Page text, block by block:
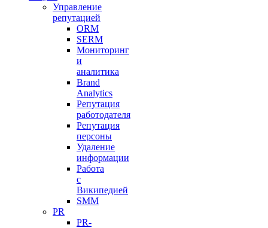
Управление
репутацией
ORM
SERM
Мониторинг
и
аналитика
Brand
Analytics
Репутация
работодателя
Репутация
персоны
Удаление
информации
Работа
с
Википедией
SMM
PR
PR-